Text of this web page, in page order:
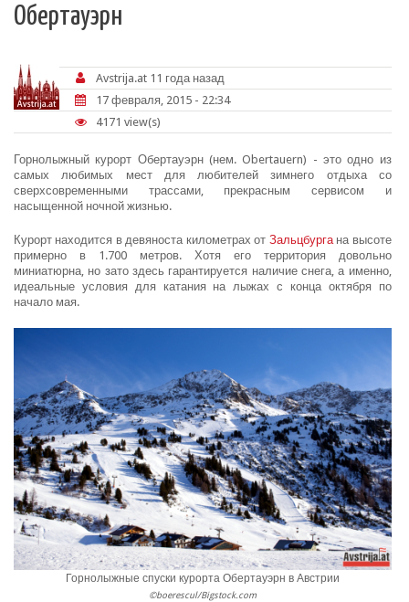
Обертауэрн
Avstrija.at 11 года назад
17 февраля, 2015 - 22:34
4171 view(s)
Горнолыжный курорт Обертауэрн (нем. Obertauern) - это одно из
самых любимых мест для любителей зимнего отдыха со
сверхсовременными трассами, прекрасным сервисом и
насыщенной ночной жизнью.
Курорт находится в девяноста километрах от Зальцбургана высоте
примерно в 1.700 метров. Хотя его территория довольно
миниатюрна, но зато здесь гарантируется наличие снега, а именно,
идеальные условия для катания на лыжах с конца октября по
начало мая.
Горнолыжные спуски курорта Обертауэрн в Австрии
©boerescul/Bigstock.com